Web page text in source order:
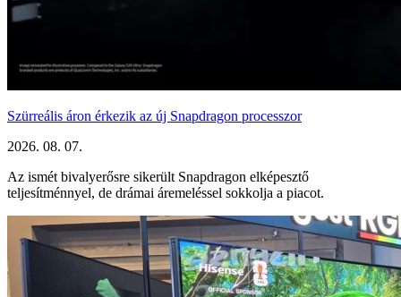
Szürreális áron érkezik az új Snapdragon processzor
2026. 08. 07.
Az ismét bivalyerősre sikerült Snapdragon elképesztő
teljesítménnyel, de drámai áremeléssel sokkolja a piacot.